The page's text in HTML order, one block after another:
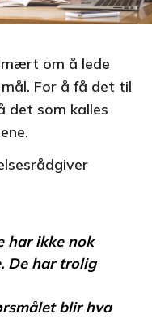
om å lede
For å få det til
det som kalles
har ikke nok
De har trolig
blir hva